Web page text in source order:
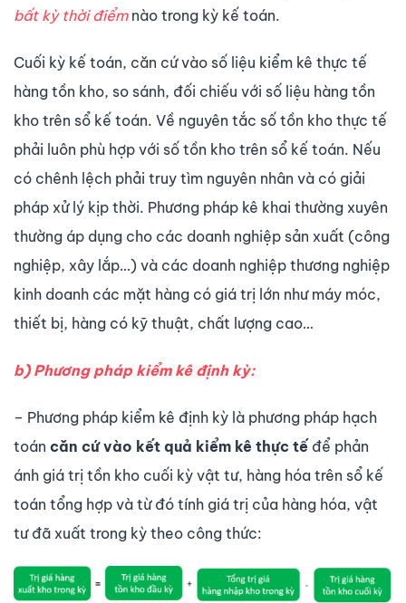
bất kỳ thời điểmnào trong kỳ kế toán.
Cuối kỳ kế toán, căn cứ vào số liệu kiểm kê thực tế
hàng tồn kho, so sánh, đối chiếu với số liệu hàng tồn
kho trên sổ kế toán. Về nguyên tắc số tồn kho thực tế
phải luôn phù hợp với số tồn kho trên sổ kế toán. Nếu
có chênh lệch phải truy tìm nguyên nhân và có giải
pháp xử lý kịp thời. Phương pháp kê khai thường xuyên
thường áp dụng cho các doanh nghiệp sản xuất (công
nghiệp, xây lắp…) và các doanh nghiệp thương nghiệp
kinh doanh các mặt hàng có giá trị lớn như máy móc,
thiết bị, hàng có kỹ thuật, chất lượng cao…
b) Phương pháp kiểm kê định kỳ:
– Phương pháp kiểm kê định kỳ là phương pháp hạch
toán căn cứ vào kết quả kiểm kê thực tế để phản
ánh giá trị tồn kho cuối kỳ vật tư, hàng hóa trên sổ kế
toán tổng hợp và từ đó tính giá trị của hàng hóa, vật
tư đã xuất trong kỳ theo công thức: